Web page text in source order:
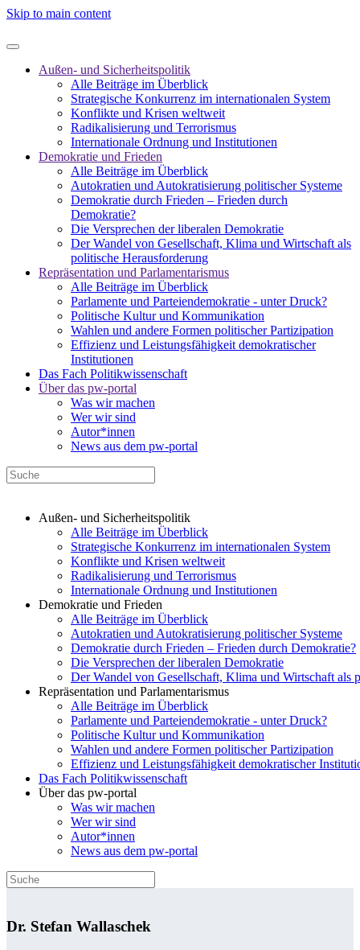
Skip to main content
Außen- und Sicherheitspolitik
Alle Beiträge im Überblick
Strategische Konkurrenz im internationalen System
Konflikte und Krisen weltweit
Radikalisierung und Terrorismus
Internationale Ordnung und Institutionen
Demokratie und Frieden
Alle Beiträge im Überblick
Autokratien und Autokratisierung politischer Systeme
Demokratie durch Frieden – Frieden durch
Demokratie?
Die Versprechen der liberalen Demokratie
Der Wandel von Gesellschaft, Klima und Wirtschaft als
politische Herausforderung
Repräsentation und Parlamentarismus
Alle Beiträge im Überblick
Parlamente und Parteiendemokratie - unter Druck?
Politische Kultur und Kommunikation
Wahlen und andere Formen politischer Partizipation
Effizienz und Leistungsfähigkeit demokratischer
Institutionen
Das Fach Politikwissenschaft
Über das pw-portal
Was wir machen
Wer wir sind
Autor*innen
News aus dem pw-portal
Außen- und Sicherheitspolitik
Alle Beiträge im Überblick
Strategische Konkurrenz im internationalen System
Konflikte und Krisen weltweit
Radikalisierung und Terrorismus
Internationale Ordnung und Institutionen
Demokratie und Frieden
Alle Beiträge im Überblick
Autokratien und Autokratisierung politischer Systeme
Demokratie durch Frieden – Frieden durch Demokratie?
Die Versprechen der liberalen Demokratie
Der Wandel von Gesellschaft, Klima und Wirtschaft als
Repräsentation und Parlamentarismus
Alle Beiträge im Überblick
Parlamente und Parteiendemokratie - unter Druck?
Politische Kultur und Kommunikation
Wahlen und andere Formen politischer Partizipation
Effizienz und Leistungsfähigkeit demokratischer
Das Fach Politikwissenschaft
Über das pw-portal
Was wir machen
Wer wir sind
Autor*innen
News aus dem pw-portal
Dr. Stefan Wallaschek